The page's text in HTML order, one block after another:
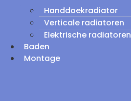
Handdoekradiator
Verticale radiatoren
Elektrische radiatoren
Baden
Montage